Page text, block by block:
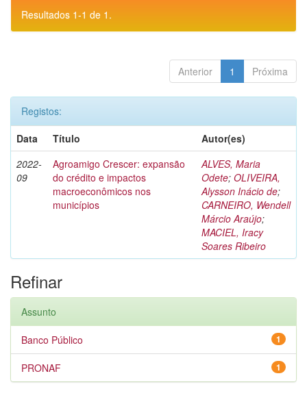
Resultados 1-1 de 1.
Anterior 1 Próxima
Registos:
Data
Título
Autor(es)
2022-
09
Agroamigo Crescer: expansão
do crédito e impactos
macroeconômicos nos
municípios
ALVES, Maria
Odete; OLIVEIRA,
Alysson Inácio de;
CARNEIRO, Wendell
Márcio Araújo;
MACIEL, Iracy
Soares Ribeiro
Refinar
Assunto
1
Banco Público
1
PRONAF